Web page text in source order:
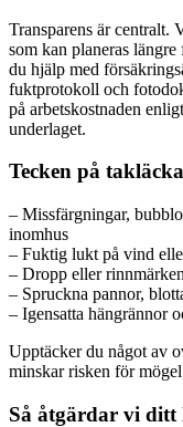
Transparens är centralt.
som kan planeras
du hjälp med
fuktprotokoll och
på arbetskostnaden
underlaget.
Tecken på
– Missfärgningar,
inomhus
– Fuktig lukt på vind
– Dropp eller
– Spruckna pannor,
– Igensatta hängrännor
Upptäcker du något av
minskar risken för
Så åtgärdar vi ditt